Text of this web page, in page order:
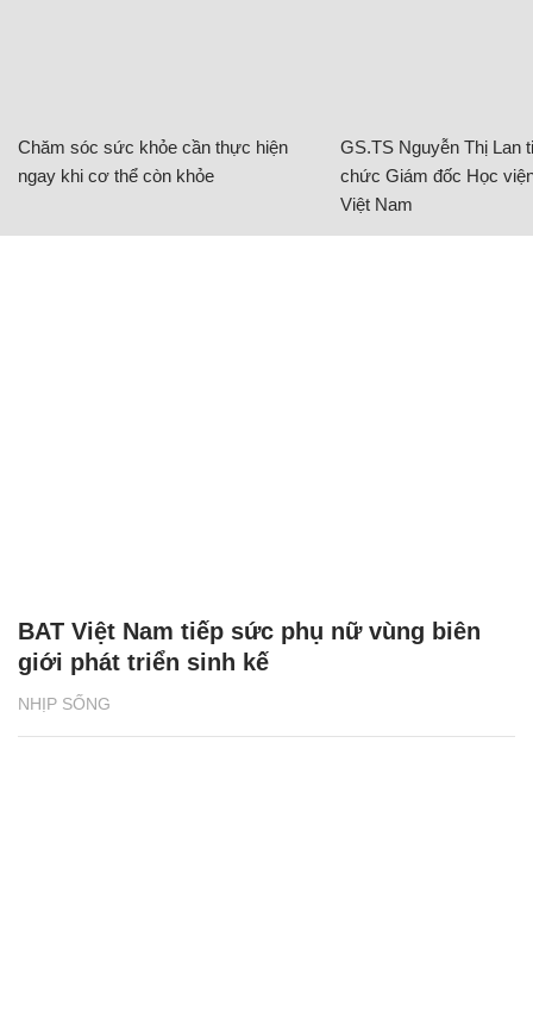
Chăm sóc sức khỏe cần thực hiện
ngay khi cơ thể còn khỏe
GS.TS Nguyễn Thị Lan
chức Giám đốc Học
Việt Nam
NHỊP SỐNG
BAT Việt Nam tiếp sức phụ nữ vùng biên
giới phát triển sinh kế